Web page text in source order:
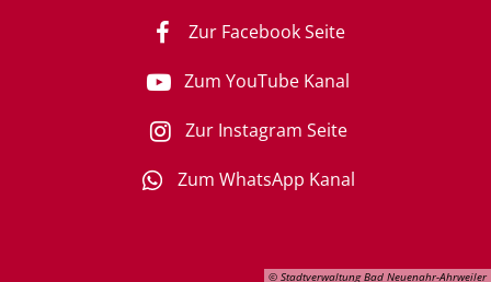
© Stadtverwaltung Bad Neuenahr-Ahrweiler
Zur Facebook Seite
Zum YouTube Kanal
Zur Instagram Seite
Zum WhatsApp Kanal